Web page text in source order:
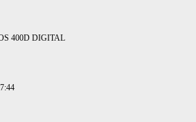
400D DIGITAL